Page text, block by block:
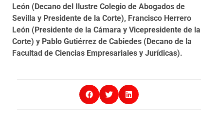
León (Decano del Ilustre Colegio de Abogados de
Sevilla y Presidente de la Corte), Francisco Herrero
León (Presidente de la Cámara y Vicepresidente de la
Corte) y Pablo Gutiérrez de Cabiedes (Decano de la
Facultad de Ciencias Empresariales y Jurídicas).